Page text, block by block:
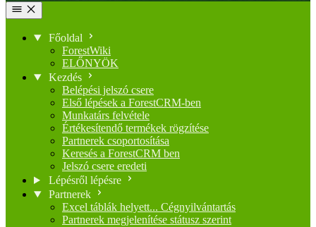
Főoldal
ForestWiki
ELŐNYÖK
Kezdés
Belépési jelszó csere
Első lépések a ForestCRM-ben
Munkatárs felvétele
Értékesítendő termékek rögzítése
Partnerek csoportosítása
Keresés a ForestCRM ben
Jelszó csere eredeti
Lépésről lépésre
Partnerek
Excel táblák helyett... Cégnyilvántartás
Partnerek megjelenítése státusz szerint